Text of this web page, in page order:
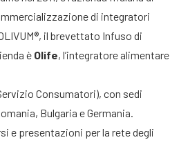
di integratori
il brevettato Infuso di
è Olife, l’integratore alimentare
Consumatori), con sedi
Bulgaria e Germania.
e presentazioni per la rete degli